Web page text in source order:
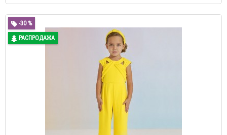
-30 %
РАСПРОДАЖА